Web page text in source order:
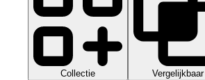
Collectie Vergelijkbaar